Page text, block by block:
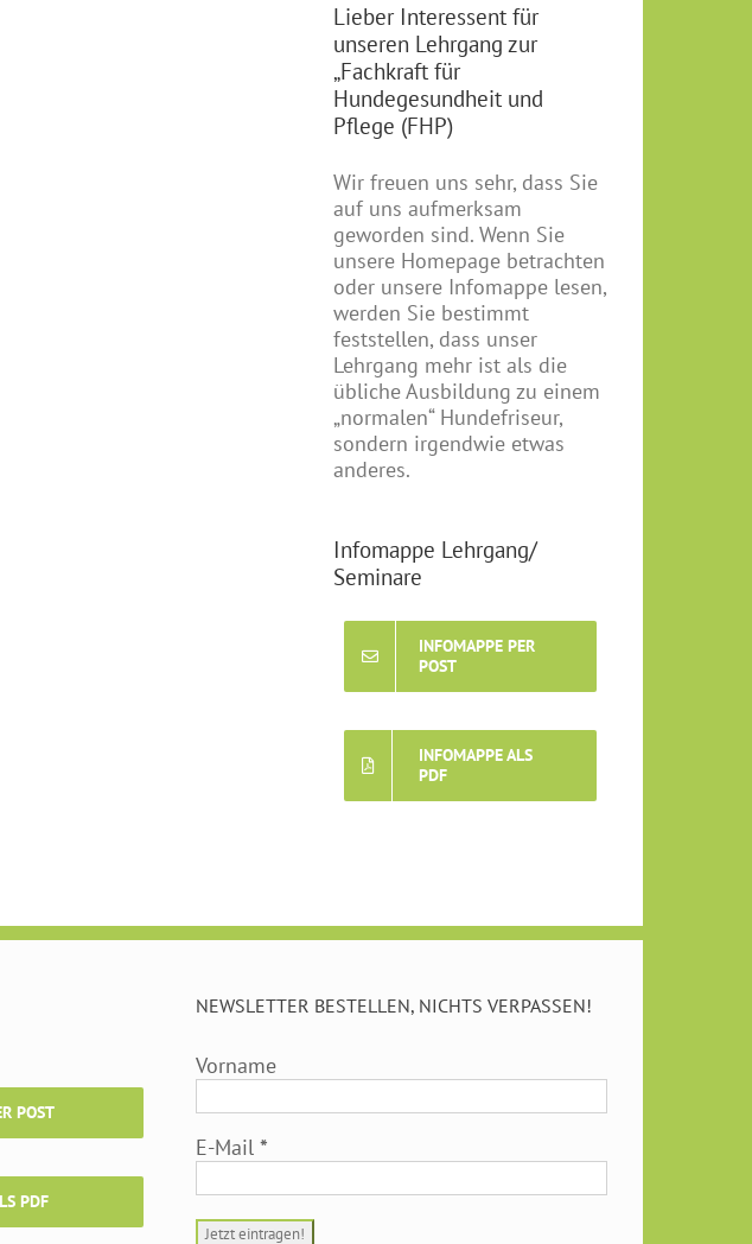
Lieber Interessent für
unseren Lehrgang zur
„Fachkraft für
Hundegesundheit und
Pflege (FHP)
Wir freuen uns sehr, dass Sie
auf uns aufmerksam
geworden sind. Wenn Sie
unsere Homepage betrachten
oder unsere Infomappe lesen,
werden Sie bestimmt
feststellen, dass unser
Lehrgang mehr ist als die
übliche Ausbildung zu einem
„normalen“ Hundefriseur,
sondern irgendwie etwas
anderes.
Infomappe Lehrgang/
Seminare
INFOMAPPE PER
POST
INFOMAPPE ALS
PDF
POST
PDF
NEWSLETTER BESTELLEN, NICHTS VERPASSEN!
Vorname
E-Mail*